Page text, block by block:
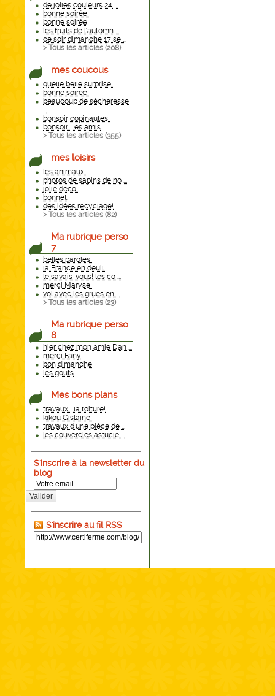
de jolies couleurs 24 ...
bonne soirée!
bonne soirée
les fruits de l'automn ...
ce soir dimanche 17 se ...
> Tous les articles (208)
mes coucous
quelle belle surprise!
bonne soirée!
beaucoup de sécheresse
...
bonsoir copinautes!
bonsoir Les amis
> Tous les articles (355)
mes loisirs
les animaux!
photos de sapins de no ...
jolie déco!
bonnet.
des idées recyclage!
> Tous les articles (82)
Ma rubrique perso
7
belles paroles!
la France en deuil.
le savais-vous! les co ...
merçi Maryse!
vol avec les grues en ...
> Tous les articles (23)
Ma rubrique perso
8
hier chez mon amie Dan ...
merçi Fany
bon dimanche
les goûts
Mes bons plans
travaux ! la toiture!
kikou Gislaine!
travaux d'une pièce de ...
les couvercles astucie ...
S'inscrire à la newsletter du
blog
Valider
S'inscrire au fil RSS